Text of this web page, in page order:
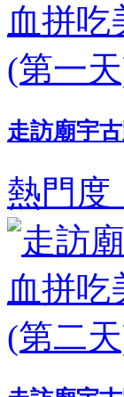
走訪廟宇
熱門度